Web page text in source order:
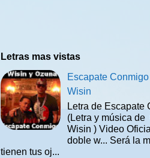
Letras mas vistas
Escapate
Wisin
Letra de Escapate
(Letra y música de
Wisin ) Video
doble w... Será la
tienen tus oj...